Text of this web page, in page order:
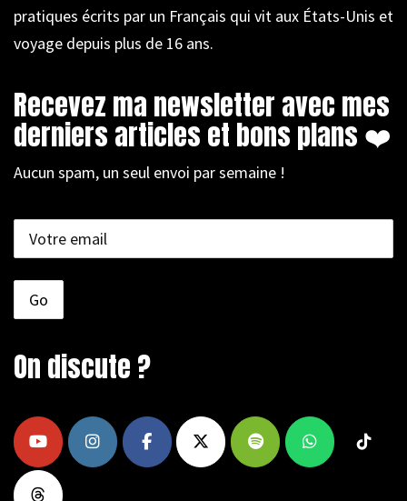
pratiques écrits par un Français qui vit aux États-Unis et
voyage depuis plus de 16 ans.
Recevez ma newsletter avec mes
derniers articles et bons plans ❤️
Aucun spam, un seul envoi par semaine !
On discute ?